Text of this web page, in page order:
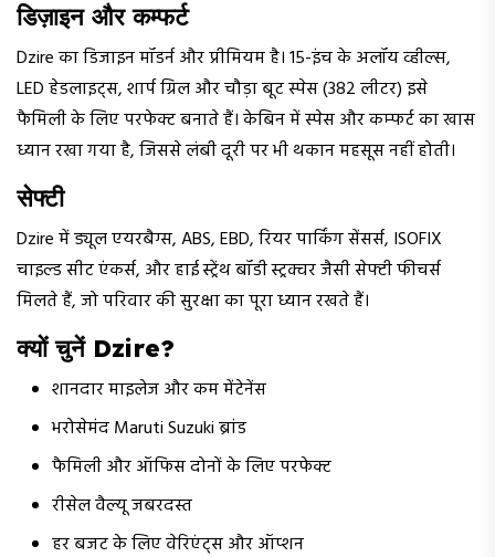
डिज़ाइन और कम्फर्ट
Dzire का डिजाइन मॉडर्न और प्रीमियम है। 15-इंच के अलॉय व्हील्स,
LED हेडलाइट्स, शार्प ग्रिल और चौड़ा बूट स्पेस (382 लीटर) इसे
फैमिली के लिए परफेक्ट बनाते हैं। केबिन में स्पेस और कम्फर्ट का खास
ध्यान रखा गया है, जिससे लंबी दूरी पर भी थकान महसूस नहीं होती।
सेफ्टी
Dzire में ड्यूल एयरबैग्स, ABS, EBD, रियर पार्किंग सेंसर्स, ISOFIX
चाइल्ड सीट एंकर्स, और हाई स्ट्रेंथ बॉडी स्ट्रक्चर जैसी सेफ्टी फीचर्स
मिलते हैं, जो परिवार की सुरक्षा का पूरा ध्यान रखते हैं।
क्यों चुनें Dzire?
शानदार माइलेज और कम मेंटेनेंस
भरोसेमंद Maruti Suzuki ब्रांड
फैमिली और ऑफिस दोनों के लिए परफेक्ट
रीसेल वैल्यू जबरदस्त
हर बजट के लिए वेरिएंट्स और ऑप्शन